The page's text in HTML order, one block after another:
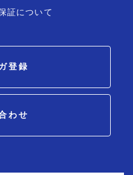
証について
登録
わせ